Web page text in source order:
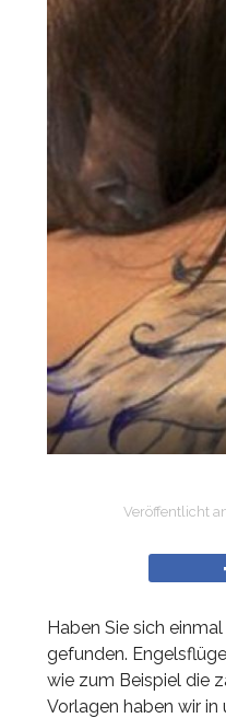
Veröffentlicht
Haben Sie sich
gefunden.
wie zum Beispiel die
Vorlagen haben wir